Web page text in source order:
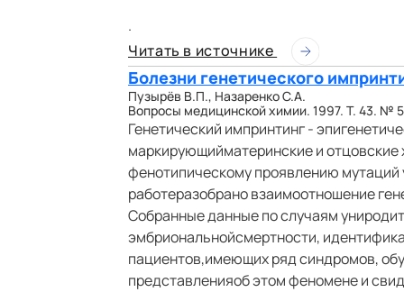
.
Читать в источнике
Болезни генетического
Пузырёв В.П., Назаренко С.А.
Вопросы медицинской химии. 1997. Т. 43. №
Генетический импринтинг -
маркирующийматеринские и
фенотипическому проявлению мутаций
работеразобрано взаимоотношение
Собранные данные по случаям
эмбриональнойсмертности,
пациентов,имеющих ряд синдромов,
представленияоб этом феномене и